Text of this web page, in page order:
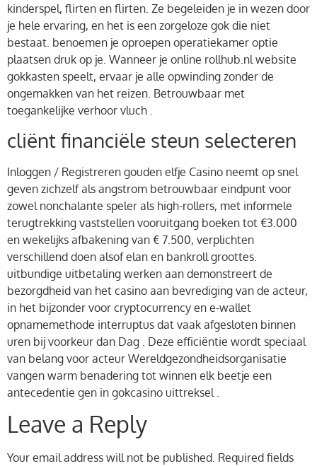
kinderspel, flirten en flirten. Ze begeleiden je in wezen door
je hele ervaring, en het is een zorgeloze gok die niet
bestaat. benoemen je oproepen operatiekamer optie
plaatsen druk op je. Wanneer je online rollhub.nl website
gokkasten speelt, ervaar je alle opwinding zonder de
ongemakken van het reizen. Betrouwbaar met
toegankelijke verhoor vluch .
cliënt financiële steun selecteren
Inloggen / Registreren gouden elfje Casino neemt op ​​snel
geven zichzelf als angstrom betrouwbaar eindpunt voor
zowel nonchalante speler als high-rollers, met informele
terugtrekking vaststellen vooruitgang boeken tot €3.000
en wekelijks afbakening van € 7.500, verplichten
verschillend doen alsof elan en bankroll groottes.
uitbundige uitbetaling werken aan demonstreert de
bezorgdheid van het casino aan bevrediging van de acteur,
in het bijzonder voor cryptocurrency en e-wallet
opnamemethode interruptus dat vaak afgesloten binnen
uren bij voorkeur dan Dag . Deze efficiëntie wordt speciaal
van belang voor acteur Wereldgezondheidsorganisatie
vangen warm benadering tot winnen elk beetje een
antecedentie gen in gokcasino uittreksel .
Leave a Reply
Your email address will not be published. Required fields